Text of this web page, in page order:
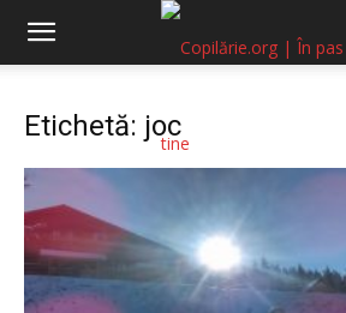
Copilărie.org
Etichetă: joc